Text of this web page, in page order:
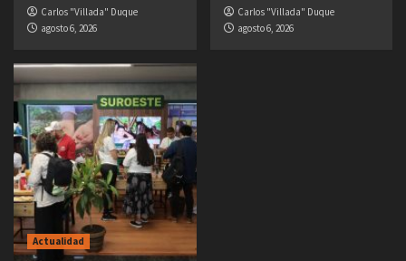
Carlos "Villada" Duque
agosto 6, 2026
Carlos "Villada" Duque
agosto 6, 2026
Actualidad